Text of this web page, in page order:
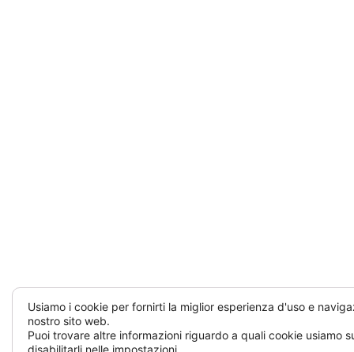
Usiamo i cookie per fornirti la miglior esperienza d'uso e
nostro sito web.
Puoi trovare altre informazioni riguardo a quali cookie usiamo
disabilitarli nelle impostazioni